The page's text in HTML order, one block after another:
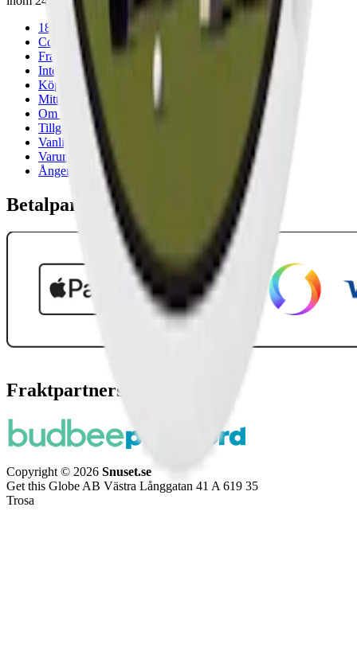
18-årsgräns
Cookiepolicy
Frakt- och leveransvillkor
Integritetspolicy
Köpvillkor
Mitt konto
Om Snuset.se
Tillgänglighetsredogörelse
Vanliga frågor
Varumärken
Ånger
Betalpartner
Fraktpartners
Copyright © 2026 Snuset.se
Get this Globe AB Västra Långgatan 41 A 619 35
Trosa